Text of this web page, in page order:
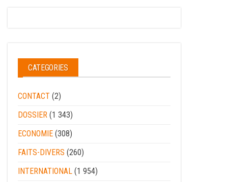
CATEGORIES
CONTACT (2)
DOSSIER (1 343)
ECONOMIE (308)
FAITS-DIVERS (260)
INTERNATIONAL (1 954)